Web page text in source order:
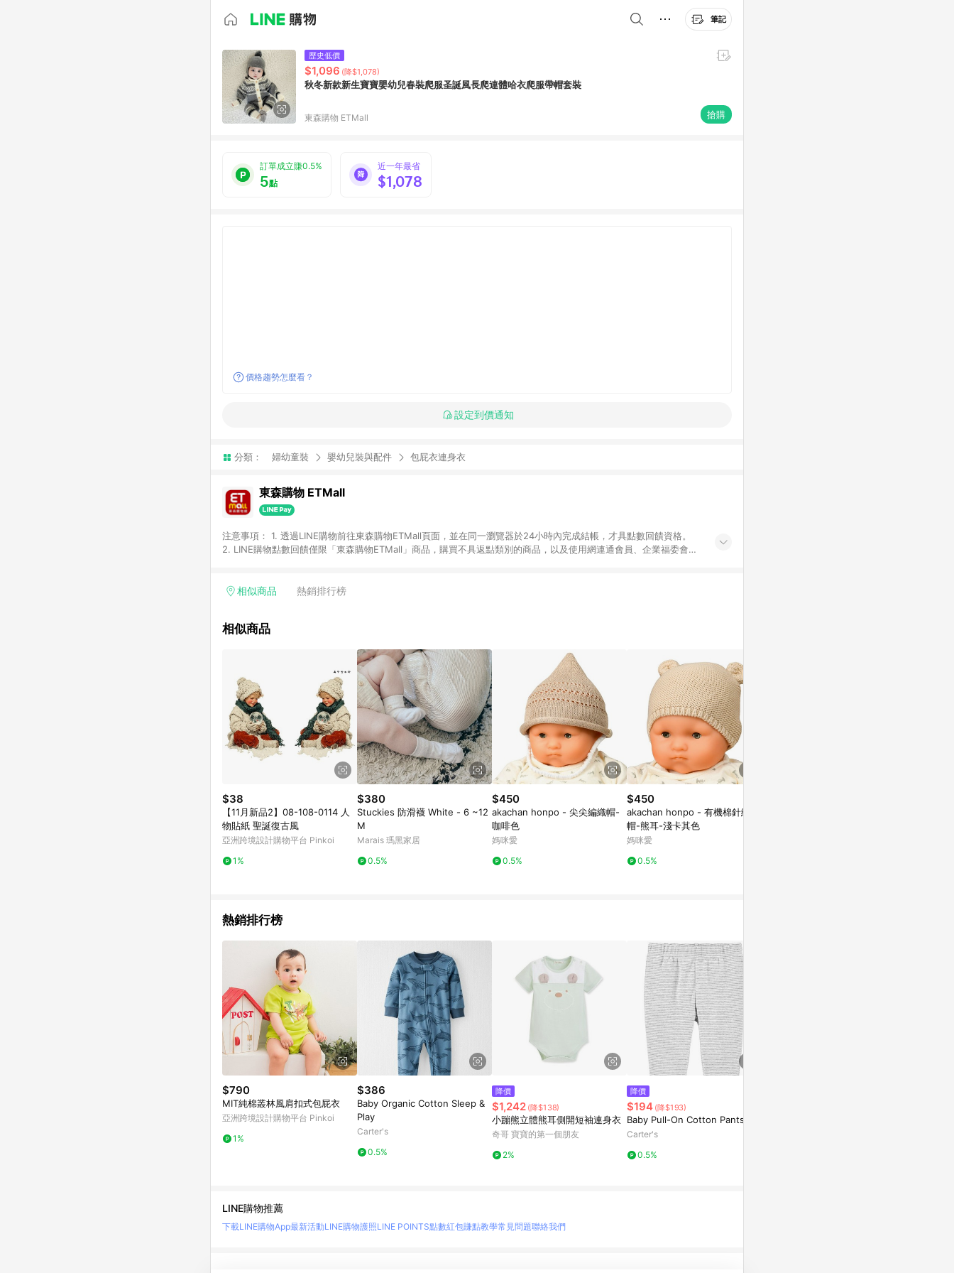
筆記
歷史低價
$1,096 (降$1,078)
秋冬新款新生寶寶嬰幼兒春裝爬服圣誕風長爬連體哈衣爬服帶帽套裝
東森購物 ETMall 搶購
訂單成立賺0.5%
5點
近一年最省
$1,078
價格趨勢怎麼看？
設定到價通知
分類： 婦幼童裝 嬰幼兒裝與配件 包屁衣連身衣
東森購物 ETMall
注意事項： 1. 透過LINE購物前往東森購物ETMall頁面，並在同一瀏覽器於24小時內完成結帳，才具點數回饋資格。
2. LINE購物點數回饋僅限「東森購物ETMall」商品，購買不具返點類別的商品，以及使用網連通會員、企業福委會員
「草莓網」全館商品。 4. 如取消訂單、退貨、退款或購物中登出東森購物ETMall，將無法獲得點數回饋。 5. 點數回
面顯示為準。 7. LINE購物設有「單一商品最高回饋點數」機制(特殊活動時開放「回饋無上限」)，以同一訂單中同一
品資料更新會有時間差，如顯示之商品規格、顏色、價位、贈品與東森購物ETMall銷售網頁不符，以銷售網頁標示為
準。 9. 若有贈點爭議，請務必於訂單日期+180天以內至LINE購物客服洽詢；若超過180天(含)以上進行申訴，恕無法
贈點回饋。 10. 部分點數紅包僅限指定商品使用，或不適用於無回饋商品。各點數紅包之適用商品與使用條件請依點數
紅包頁面規則為準。
相似商品 熱銷排行榜
相似商品
$38
【11月新品2】08-108-0114 人
物貼紙 聖誕復古風
亞洲跨境設計購物平台 Pinkoi
1%
$380
Stuckies 防滑襪 White - 6 ~12
M
Marais 瑪黑家居
0.5%
$450
akachan honpo - 尖尖編織帽-
咖啡色
媽咪愛
0.5%
$450
akachan honpo - 有機棉針織
帽-熊耳-淺卡其色
媽咪愛
0.5%
熱銷排行榜
$790
MIT純棉叢林風肩扣式包屁衣
亞洲跨境設計購物平台 Pinkoi
1%
$386
Baby Organic Cotton Sleep &
Play
Carter's
0.5%
降價
$1,242 (降$138)
小蹦熊立體熊耳側開短袖連身衣
奇哥 寶寶的第一個朋友
2%
降價
$194 (降$193)
Baby Pull-On Cotton Pants
Carter's
0.5%
LINE購物推薦
下載LINE購物App最新活動LINE購物護照LINE POINTS點數紅包賺點教學常見問題聯絡我們